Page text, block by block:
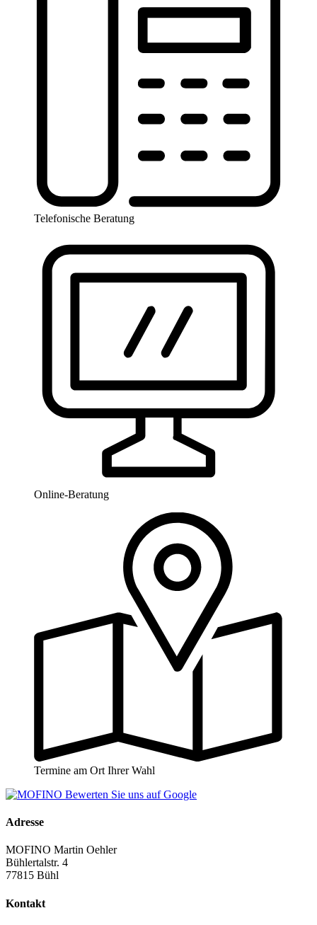
Telefonische Beratung
Online-Beratung
Termine am Ort Ihrer Wahl
Adresse
MOFINO Martin Oehler
Bühlertalstr. 4
77815 Bühl
Kontakt